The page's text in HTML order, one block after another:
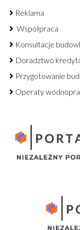
Reklama
Współpraca
Konsultacje
Doradztwo
Przygotowanie
Operaty